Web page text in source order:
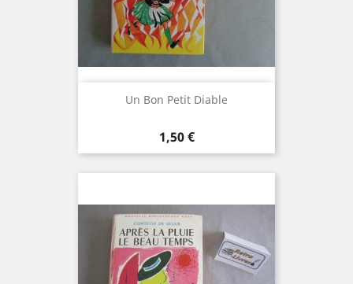
Un Bon Petit Diable
Prix
1,50 €